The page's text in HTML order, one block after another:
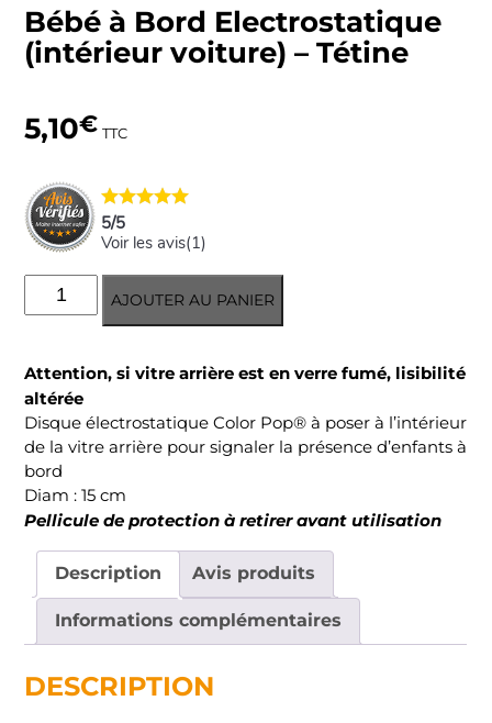
Bébé à Bord Electrostatique
(intérieur voiture) – Tétine
Attention, si vitre arrière est en verre fumé, lisibilité
altérée
Disque électrostatique Color Pop® à poser à l’intérieur
de la vitre arrière pour signaler la présence d’enfants à
bord
Diam : 15 cm
Pellicule de protection à retirer avant utilisation
5/5
Voir les avis(1)
5,10€ TTC
quantité
de
à
Bord
Electrostatique
(intérieur
voiture)
-
Tétine
AJOUTER AU PANIER
Description
Avis produits
Informations complémentaires
DESCRIPTION